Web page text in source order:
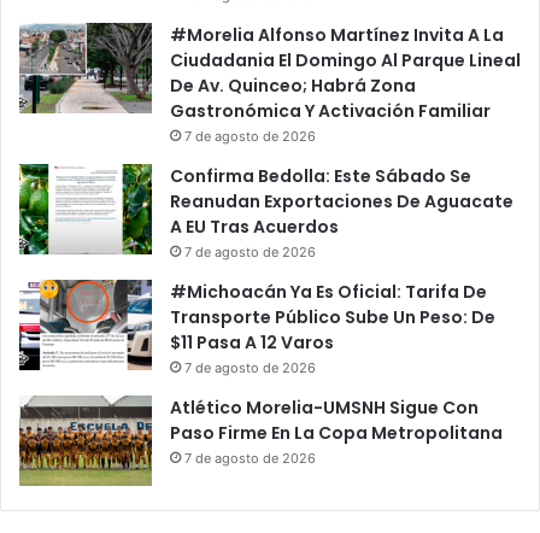
#Morelia Alfonso Martínez Invita A La
Ciudadania El Domingo Al Parque Lineal
De Av. Quinceo; Habrá Zona
Gastronómica Y Activación Familiar
7 de agosto de 2026
Confirma Bedolla: Este Sábado Se
Reanudan Exportaciones De Aguacate
A EU Tras Acuerdos
7 de agosto de 2026
#Michoacán Ya Es Oficial: Tarifa De
Transporte Público Sube Un Peso: De
$11 Pasa A 12 Varos
7 de agosto de 2026
Atlético Morelia-UMSNH Sigue Con
Paso Firme En La Copa Metropolitana
7 de agosto de 2026